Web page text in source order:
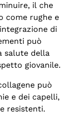
il che
come rughe e
di
può
salute della
giovanile.
può
e dei capelli,
resistenti.